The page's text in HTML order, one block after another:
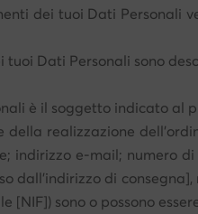
dei tuoi Dati Personali
Dati Personali sono
è il soggetto indicato al
della realizzazione
indirizzo e-mail; numero
dall'indirizzo di
[NIF]) sono o possono